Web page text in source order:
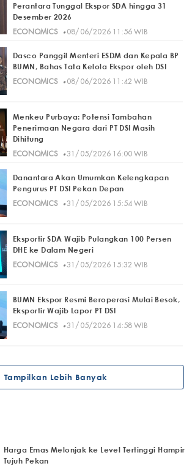
Perantara Tunggal Ekspor SDA hingga 31
Desember 2026
ECONOMICS· 08/06/2026 11:56 WIB
Dasco Panggil Menteri ESDM dan Kepala BP
BUMN, Bahas Tata Kelola Ekspor oleh DSI
ECONOMICS· 08/06/2026 11:42 WIB
Menkeu Purbaya: Potensi Tambahan
Penerimaan Negara dari PT DSI Masih
Dihitung
ECONOMICS· 31/05/2026 16:00 WIB
Danantara Akan Umumkan Kelengkapan
Pengurus PT DSI Pekan Depan
ECONOMICS· 31/05/2026 15:54 WIB
Eksportir SDA Wajib Pulangkan 100 Persen
DHE ke Dalam Negeri
ECONOMICS· 31/05/2026 15:32 WIB
BUMN Ekspor Resmi Beroperasi Mulai Besok,
Eksportir Wajib Lapor PT DSI
ECONOMICS· 31/05/2026 14:58 WIB
Tampilkan Lebih Banyak
Harga Emas Melonjak ke Level Tertinggi Hampir
Tujuh Pekan